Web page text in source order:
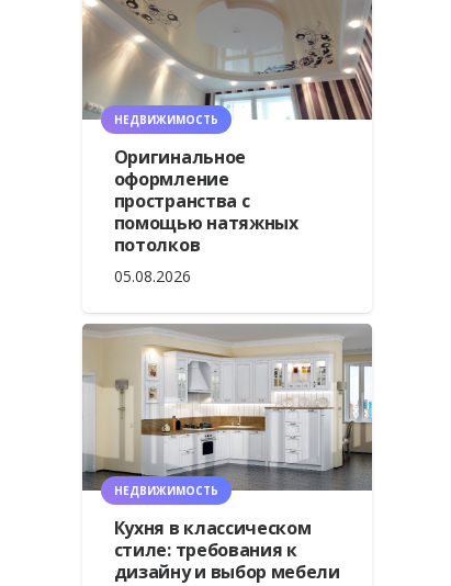
НЕДВИЖИМОСТЬ
Оригинальное
оформление
пространства с
помощью натяжных
потолков
05.08.2026
НЕДВИЖИМОСТЬ
Кухня в классическом
стиле: требования к
дизайну и выбор мебели